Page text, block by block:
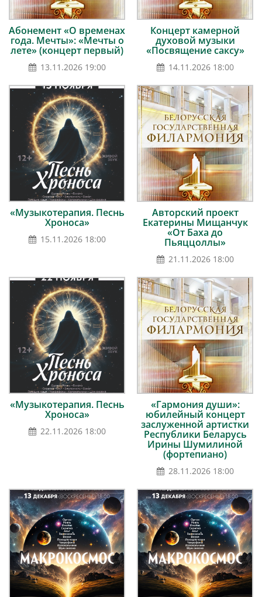
Абонемент «О временах
года. Мечты»: «Мечты о
лете» (концерт первый)
13.11.2026 19:00
Концерт камерной
духовой музыки
«Посвящение саксу»
14.11.2026 18:00
«Музыкотерапия. Песнь
Хроноса»
15.11.2026 18:00
Авторский проект
Екатерины Мищанчук
«От Баха до
Пьяццоллы»
21.11.2026 18:00
«Музыкотерапия. Песнь
Хроноса»
22.11.2026 18:00
«Гармония души»:
юбилейный концерт
заслуженной артистки
Республики Беларусь
Ирины Шумилиной
(фортепиано)
28.11.2026 18:00